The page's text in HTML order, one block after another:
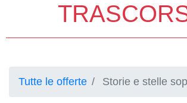
Tutte le offerte Storie e stelle